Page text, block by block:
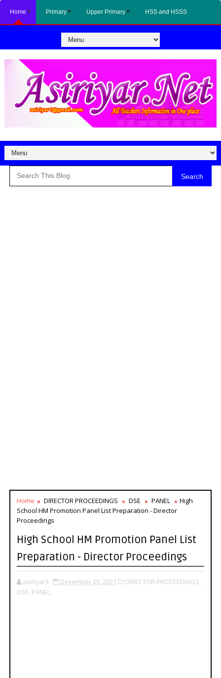
Home Primary Upper Primary HSS and HSSS
Search
Home DIRECTOR PROCEEDINGS DSE PANEL
High
School HM Promotion Panel List Preparation - Director
Proceedings
High School HM Promotion Panel List
Preparation - Director Proceedings
asiriyar3 December 25, 2021
DIRECTOR PROCEEDINGS,
DSE, PANEL,